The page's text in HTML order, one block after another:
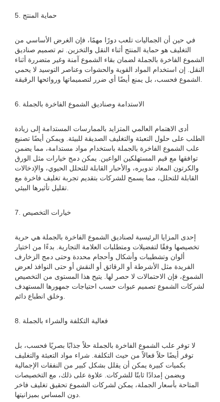
5. حماية المنتج
في حين أن الجماليات تلعب دورًا مهمًا، فإن الغرض الأساسي من
التغليف هو حماية المنتج أثناء النقل والتخزين. تم تصميم صناديق
الشموع الفاخرة بالجملة لضمان بقاء الشموع آمنة وغير متضررة أثناء
النقل. إن استخدام المواد القوية والحشوات وعناصر التوسيد لا يحمي
6. الاستدامة وصناديق الشموع الفاخرة بالجملة
أدى الاهتمام العالمي المتزايد بالممارسات المستدامة إلى زيادة
الطلب على حلول التعبئة والتغليف الصديقة للبيئة. ويمكن أيضًا تصنيع
علب الشموع الفاخرة بالجملة باستخدام مواد مستدامة، مما يضمن
توافقها مع قيم المستهلكين الواعين. يمكن دمج خيارات مثل الورق
والكرتون المعاد تدويره، والأحبار القابلة للتحلل الحيوي، والإدخالات
القابلة للتحلل، مما يسمح للشركات بتقديم تجربة تغليف فاخرة مع
7. خيارات التخصيص
إحدى المزايا الرئيسية لصناديق الشموع الفاخرة بالجملة هي حرية
تخصيصها وفقًا لتفضيلات ومتطلبات العلامة التجارية. بدءًا من اختيار
ألوان وتشطيبات وأشكال وأحجام محددة وحتى دمج الزخارف
الفريدة مثل الأشرطة أو الرقائق أو النقش أو حتى النوافذ لعرض
الشموع، فإن الاحتمالات لا حصر لها. يتيح هذا المستوى من التخصيص
لشركات الشموع تصميم عبوات حسب احتياجات جمهورها المستهدف
8. فعالية التكلفة والشراء بالجملة
لا توفر علب الشموع الفاخرة بالجملة حلاً جذابًا بصريًا فحسب، بل
توفر أيضًا حلاً فعالاً من حيث التكلفة. شراء مواد التعبئة والتغليف
بكميات كبيرة يمكن أن يقلل بشكل كبير من النفقات الإجمالية
ويضمن إمدادًا ثابتًا للشركات. علاوة على ذلك، مع التخصيصات
المتاحة بأسعار الجملة، يمكن لشركات الشموع تحقيق تغليف فاخر